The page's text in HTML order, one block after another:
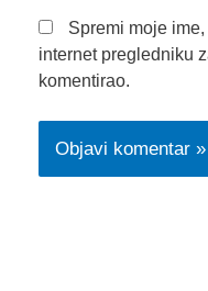
Spremi moje
internet pregledniku
komentirao.